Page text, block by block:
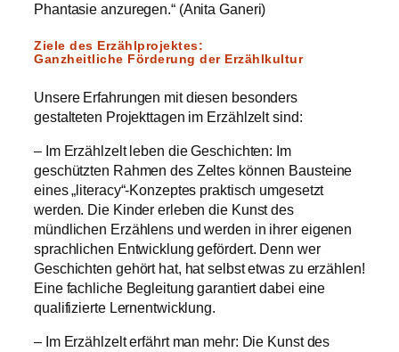
Phantasie anzuregen.“ (Anita Ganeri)
Ziele des Erzählprojektes:
Ganzheitliche Förderung der Erzählkultur
Unsere Erfahrungen mit diesen besonders
gestalteten Projekttagen im Erzählzelt sind:
– Im Erzählzelt leben die Geschichten: Im
geschützten Rahmen des Zeltes können Bausteine
eines „literacy“-Konzeptes praktisch umgesetzt
werden. Die Kinder erleben die Kunst des
mündlichen Erzählens und werden in ihrer eigenen
sprachlichen Entwicklung gefördert. Denn wer
Geschichten gehört hat, hat selbst etwas zu erzählen!
Eine fachliche Begleitung garantiert dabei eine
qualifizierte Lernentwicklung.
– Im Erzählzelt erfährt man mehr: Die Kunst des